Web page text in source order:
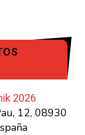
2026
12, 08930